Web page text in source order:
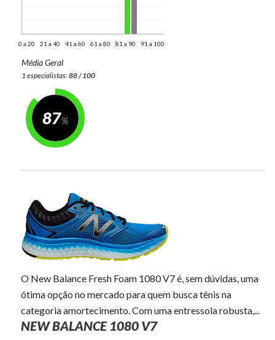
0 a 20 21 a 40 41 a 60 61 a 80 81 a 90 91 a 100
Média Geral
1 especialistas:88 / 100
87
O New Balance Fresh Foam 1080 V7 é, sem dúvidas, uma
ótima opção no mercado para quem busca tênis na
categoria amortecimento. Com uma entressola robusta,...
NEW BALANCE 1080 V7